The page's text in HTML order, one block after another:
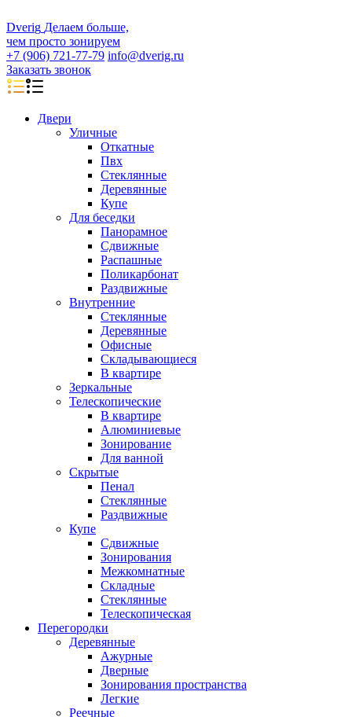
Dverig Делаем больше,
чем просто зонируем
+7 (906) 721-77-79 info@dverig.ru
Заказать звонок
Двери
Уличные
Откатные
Пвх
Стеклянные
Деревянные
Купе
Для беседки
Панорамное
Сдвижные
Распашные
Поликарбонат
Раздвижные
Внутренние
Стеклянные
Деревянные
Офисные
Складывающиеся
В квартире
Зеркальные
Телескопические
В квартире
Алюминиевые
Зонирование
Для ванной
Скрытые
Пенал
Стеклянные
Раздвижные
Купе
Сдвижные
Зонирования
Межкомнатные
Складные
Стеклянные
Телескопическая
Перегородки
Деревянные
Ажурные
Дверные
Зонирования пространства
Легкие
Реечные